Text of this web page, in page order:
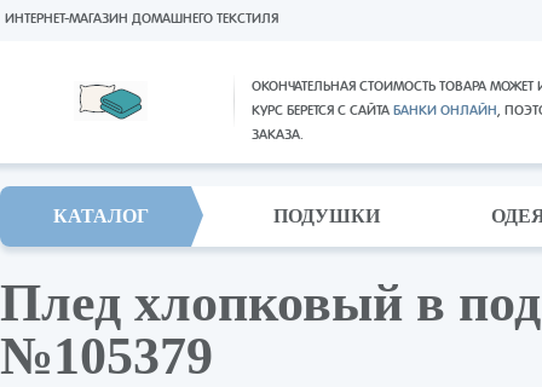
ОКОНЧАТЕЛЬНАЯ СТОИМОСТЬ ТОВАРА
КУРС БЕРЕТСЯ С САЙТА БАНКИ ОНЛАЙН,
ЗАКАЗА.
ИНТЕРНЕТ-МАГАЗИН ДОМАШНЕГО ТЕКСТИЛЯ
КАТАЛОГ ПОДУШКИ
Плед хлопковый в
№105379